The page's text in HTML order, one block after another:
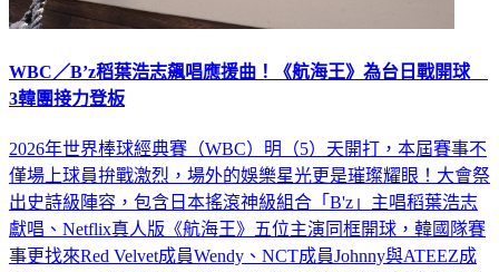
WBC／B’z稻葉浩志飆唱應援曲！《航海王》為台日戰開球
3韓團接力登板
2026年世界棒球經典賽（WBC）明（5）天開打，本屆賽事不
僅場上球員拚戰激烈，場外的娛樂星光更是璀璨耀眼！大會祭
出史詩級陣容，包含日本搖滾神級組合「B'z」主唱稻葉浩志
獻唱、Netflix真人版《航海王》五位主演同框開球，韓國隊賽
事更找來Red Velvet成員Wendy、NCT成員Johnny與ATEEZ成